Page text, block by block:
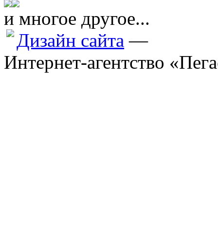
и многое другое...
Дизайн сайта —
Интернет-агентство